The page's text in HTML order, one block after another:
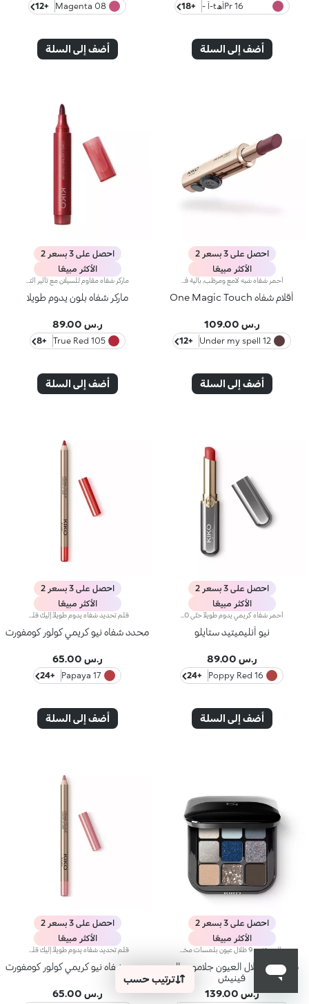
16 Prأھt-أ -
porter
+18
أضف إلى السلة
08 Magenta
+12
أضف إلى السلة
احصل على 3 بسعر 2
الأكثر مبيعًا
أقلام شفاه One Magic Touch
ر.س 109.00
12 Under my spell
+12
أضف إلى السلة
احصل على 3 بسعر 2
الأكثر مبيعًا
ماركر شفاه بلون يدوم طويلا
ر.س 89.00
105 True Red
+8
أضف إلى السلة
احصل على 3 بسعر 2
الأكثر مبيعًا
نيو أنليميتيد ستايلو
ر.س 89.00
16 Poppy Red
+24
أضف إلى السلة
احصل على 3 بسعر 2
الأكثر مبيعًا
محدد شفاه نيو كريمي كولور كومفورت
ر.س 65.00
17 Papaya
+24
أضف إلى السلة
احصل على 3 بسعر 2
الأكثر مبيعًا
مجموعة ظلال العيون جلامور مالتي
فينيش
ر.س 139.00
احصل على 3 بسعر 2
الأكثر مبيعًا
محدد شفاه نيو كريمي كولور كومفورت
ر.س 65.00
ترتيب حسب